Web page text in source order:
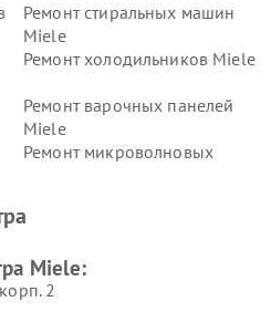
Ремонт стиральных машин
Miele
Ремонт холодильников Miele
Ремонт варочных панелей
Miele
Ремонт микроволновых
пылесосов Miele
Miele:
2